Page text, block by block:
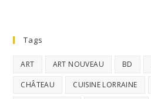
Tags
ART ART NOUVEAU BD
CHÂTEAU CUISINE LORRAINE